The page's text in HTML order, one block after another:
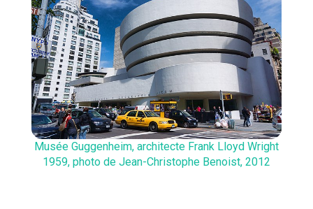
Musée Guggenheim, architecte Frank Lloyd Wright
1959, photo de Jean-Christophe Benoist, 2012